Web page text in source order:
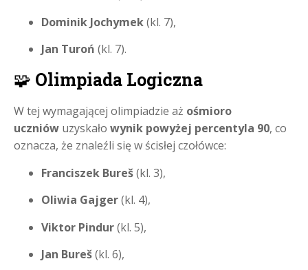
Dominik Jochymek(kl. 7),
Jan Turoń (kl. 7).
🧩 Olimpiada Logiczna
W tej wymagającej olimpiadzie aż ośmioro
uczniów uzyskało wynik powyżej percentyla 90, co
oznacza, że znaleźli się w ścisłej czołówce:
Franciszek Bureš(kl. 3),
Oliwia Gajger(kl. 4),
Viktor Pindur(kl. 5),
Jan Bureš(kl. 6),